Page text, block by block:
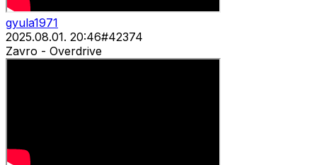
gyula1971
2025.08.01. 20:46#42374
Zavro - Overdrive